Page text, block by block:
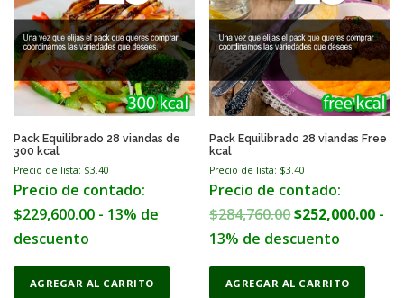
o
n
t
h
e
p
r
o
Pack Equilibrado 28 viandas de
300 kcal
Precio de lista: $3.40
Precio de contado:
$229,600.00 - 13% de
descuento
AGREGAR AL CARRITO
Pack Equilibrado 28 viandas Free
kcal
Precio de lista: $3.40
Precio de contado:
$284,760.00O
r
i
g
$252,000.00C-
13% de descuento
AGREGAR AL CARRITO